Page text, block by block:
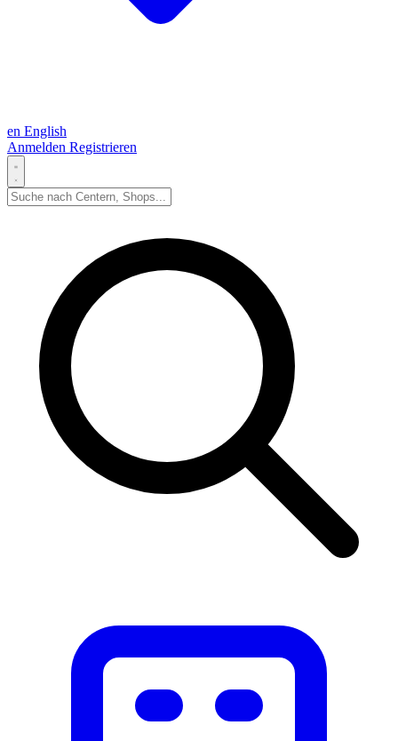
en English
Anmelden Registrieren